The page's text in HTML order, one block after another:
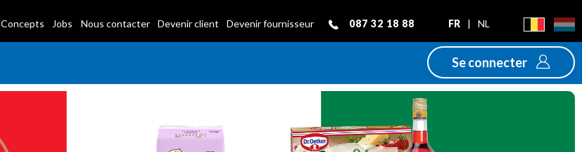
Concepts Jobs Nous contacter Devenir client Devenir fournisseur 087 32 18 88 FR | NL
Se connecter